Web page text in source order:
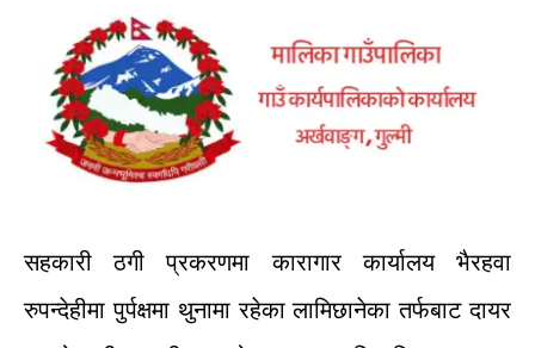
सहकारी ठगी प्रकरणमा कारागार कार्यालय
भैरहवा
रुपन्देहीमा पुर्पक्षमा थुनामा रहेका लामिछानेका तर्फबाट दायर